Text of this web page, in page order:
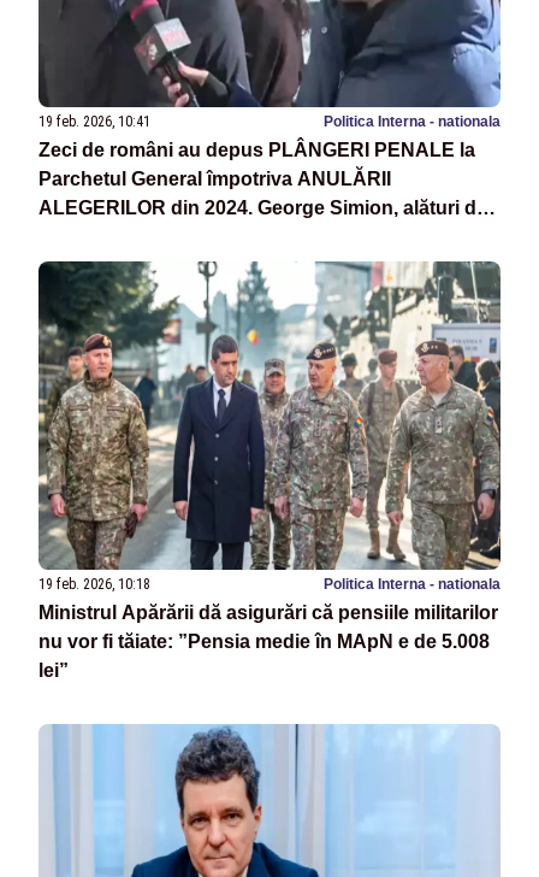
19 feb. 2026, 10:41 Politica Interna - nationala
Zeci de români au depus PLÂNGERI PENALE la
Parchetul General împotriva ANULĂRII
ALEGERILOR din 2024. George Simion, alături de
19 feb. 2026, 10:18 Politica Interna - nationala
Ministrul Apărării dă asigurări că pensiile militarilor
nu vor fi tăiate: ”Pensia medie în MApN e de 5.008
lei”